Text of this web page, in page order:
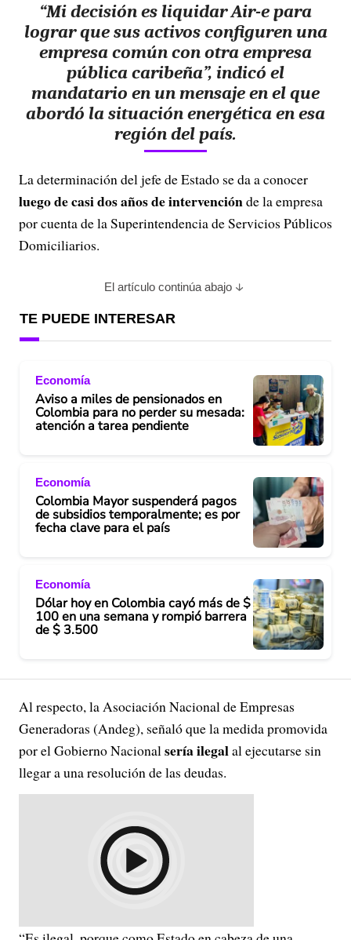
“Mi decisión es liquidar Air-e para
lograr que sus activos configuren una
empresa común con otra empresa
pública caribeña”, indicó el
mandatario en un mensaje en el que
abordó la situación energética en esa
región del país.
La determinación del jefe de Estado se da a conocer
luego de casi dos años de intervenciónde la empresa
por cuenta de la Superintendencia de Servicios Públicos
Domiciliarios.
El artículo continúa abajo
TE PUEDE INTERESAR
Economía
Aviso a miles de pensionados en
Colombia para no perder su mesada:
atención a tarea pendiente
Economía
Colombia Mayor suspenderá pagos
de subsidios temporalmente; es por
fecha clave para el país
Economía
Dólar hoy en Colombia cayó más de $
100 en una semana y rompió barrera
de $ 3.500
Al respecto, la Asociación Nacional de Empresas
Generadoras (Andeg), señaló que la medida promovida
por el Gobierno Nacionalsería ilegalal ejecutarse sin
llegar a una resolución de las deudas.